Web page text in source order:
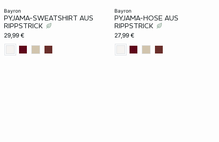
bayron
PYJAMA-SWEATSHIRT AUS
RIPPSTRICK
29,99 €
bayron
PYJAMA-HOSE AUS
RIPPSTRICK
27,99 €